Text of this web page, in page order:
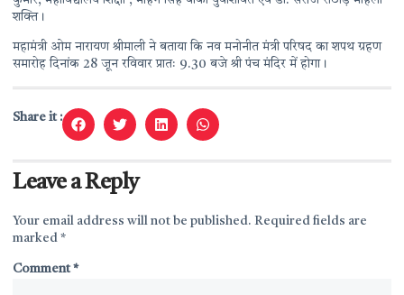
शक्ति।
महामंत्री ओम नारायण श्रीमाली ने बताया कि नव मनोनीत मंत्री परिषद का शपथ ग्रहण
समारोह दिनांक 28 जून रविवार प्रातः 9.30 बजे श्री पंच मंदिर में होगा।
Share it :
Leave a Reply
Your email address will not be published. Required fields are
marked *
Comment*